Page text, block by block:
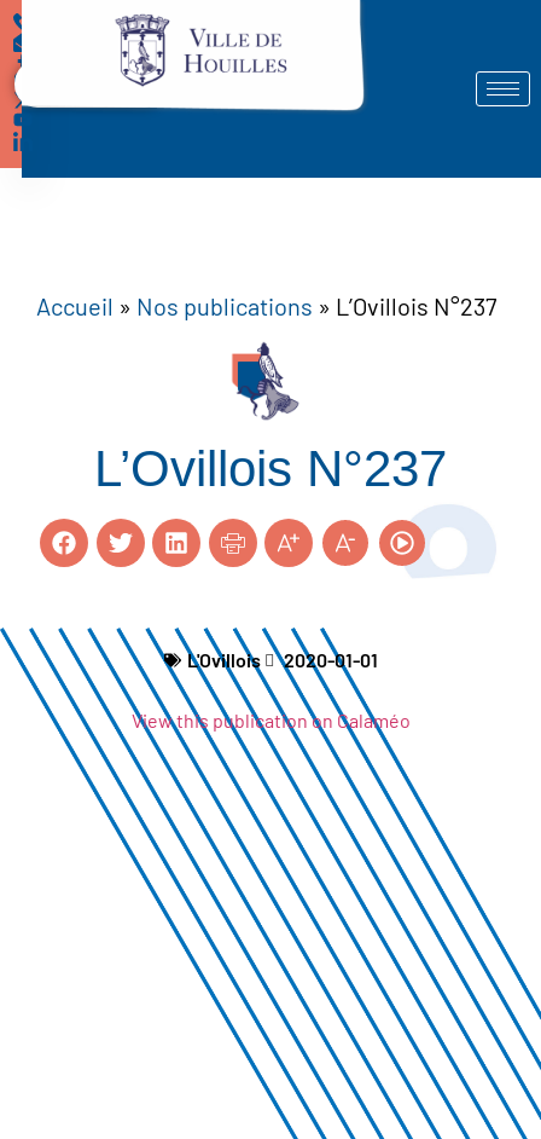
Démarches
Accueil » Nos publications » L’Ovillois N°237
L’Ovillois N°237
L'Ovillois 2020-01-01
View this publication on Calaméo